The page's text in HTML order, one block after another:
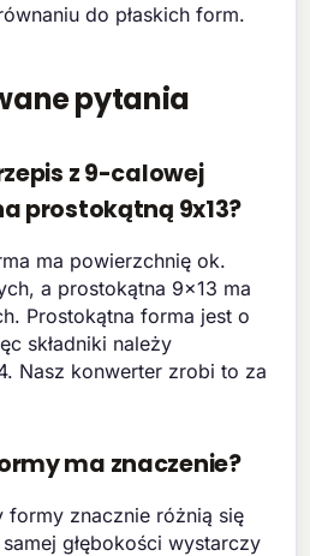
do płaskich form.
pytania
z 9-calowej
prostokątną 9x13?
ma powierzchnię ok.
a prostokątna 9x13 ma
Prostokątna forma jest o
składniki należy
Nasz konwerter zrobi to za
ma znaczenie?
formy znacznie różnią się
głębokości wystarczy